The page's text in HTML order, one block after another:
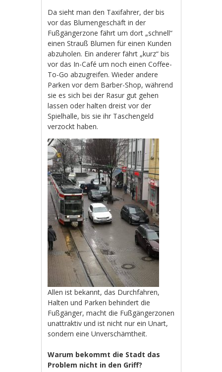
Da sieht man den Taxifahrer, der bis
vor das Blumengeschäft in der
Fußgängerzone fährt um dort „schnell“
einen Strauß Blumen für einen Kunden
abzuholen. Ein anderer fährt „kurz“ bis
vor das In-Café um noch einen Coffee-
To-Go abzugreifen. Wieder andere
Parken vor dem Barber-Shop, während
sie es sich bei der Rasur gut gehen
lassen oder halten dreist vor der
Spielhalle, bis sie ihr Taschengeld
verzockt haben.
Allen ist bekannt, das Durchfahren,
Halten und Parken behindert die
Fußgänger, macht die Fußgängerzonen
unattraktiv und ist nicht nur ein Unart,
sondern eine Unverschämtheit.
Warum bekommt die Stadt das
Problem nicht in den Griff?